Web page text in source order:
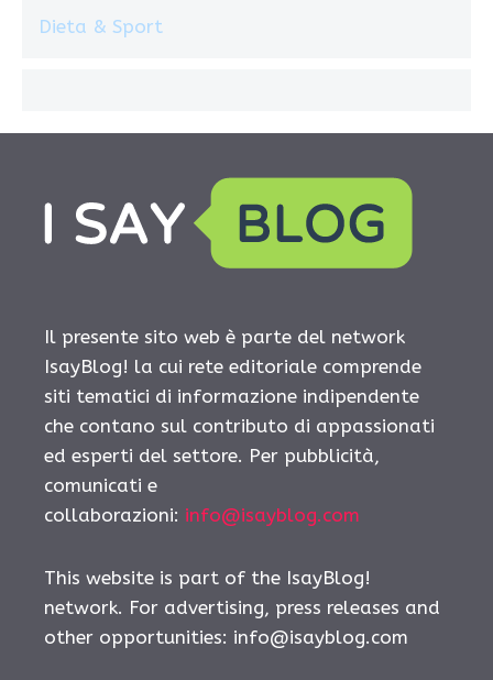
Dieta & Sport
Il presente sito web è parte del network
IsayBlog! la cui rete editoriale comprende
siti tematici di informazione indipendente
che contano sul contributo di appassionati
ed esperti del settore. Per pubblicità,
comunicati e
collaborazioni: info@isayblog.com
This website is part of the IsayBlog!
network. For advertising, press releases and
other opportunities: info@isayblog.com